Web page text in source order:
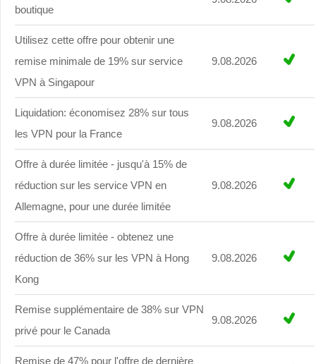
boutique
Utilisez cette offre pour obtenir une
remise minimale de 19% sur service
VPN à Singapour
9.08.2026
Liquidation: économisez 28% sur tous
les VPN pour la France
9.08.2026
Offre à durée limitée - jusqu'à 15% de
réduction sur les service VPN en
Allemagne, pour une durée limitée
9.08.2026
Offre à durée limitée - obtenez une
réduction de 36% sur les VPN à Hong
Kong
9.08.2026
Remise supplémentaire de 38% sur VPN
privé pour le Canada
9.08.2026
Remise de 47% pour l'offre de dernière